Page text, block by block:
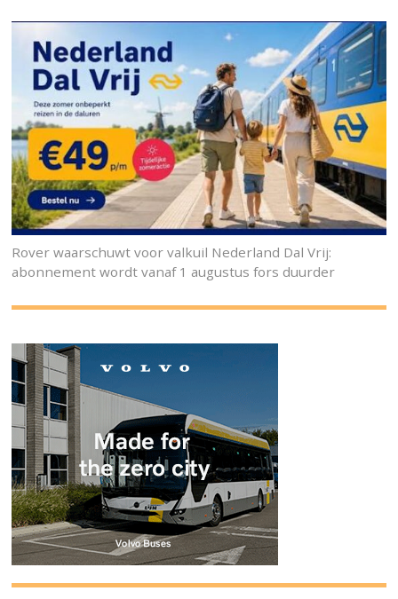
Rover waarschuwt voor valkuil Nederland Dal Vrij:
abonnement wordt vanaf 1 augustus fors duurder